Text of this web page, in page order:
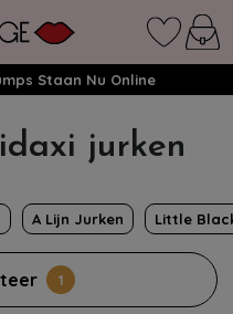
Staan Nu Online
jurken
A Lijn Jurken Little
1